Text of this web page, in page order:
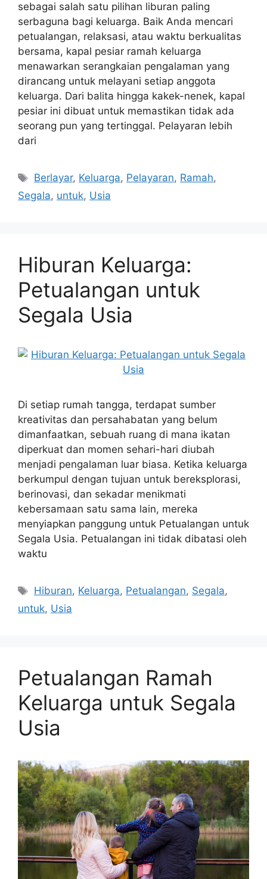
sebagai salah satu pilihan liburan paling
serbaguna bagi keluarga. Baik Anda mencari
petualangan, relaksasi, atau waktu berkualitas
bersama, kapal pesiar ramah keluarga
menawarkan serangkaian pengalaman yang
dirancang untuk melayani setiap anggota
keluarga. Dari balita hingga kakek-nenek, kapal
pesiar ini dibuat untuk memastikan tidak ada
seorang pun yang tertinggal. Pelayaran lebih
dari
Tags
Berlayar, Keluarga, Pelayaran, Ramah,
Segala, untuk, Usia
Hiburan Keluarga:
Petualangan untuk
Segala Usia
Di setiap rumah tangga, terdapat sumber
kreativitas dan persahabatan yang belum
dimanfaatkan, sebuah ruang di mana ikatan
diperkuat dan momen sehari-hari diubah
menjadi pengalaman luar biasa. Ketika keluarga
berkumpul dengan tujuan untuk bereksplorasi,
berinovasi, dan sekadar menikmati
kebersamaan satu sama lain, mereka
menyiapkan panggung untuk Petualangan untuk
Segala Usia. Petualangan ini tidak dibatasi oleh
waktu
Tags
Hiburan, Keluarga, Petualangan, Segala,
untuk, Usia
Petualangan Ramah
Keluarga untuk Segala
Usia